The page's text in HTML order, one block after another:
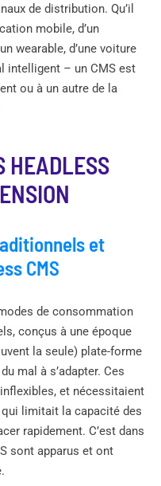
de distribution. Qu’il
mobile, d’un
wearable, d’une voiture
intelligent – un CMS est
ou à un autre de la
HEADLESS
et
CMS
de consommation
conçus à une époque
la seule) plate-forme
mal à s’adapter. Ces
et nécessitaient
limitait la capacité des
rapidement. C’est dans
sont apparus et ont